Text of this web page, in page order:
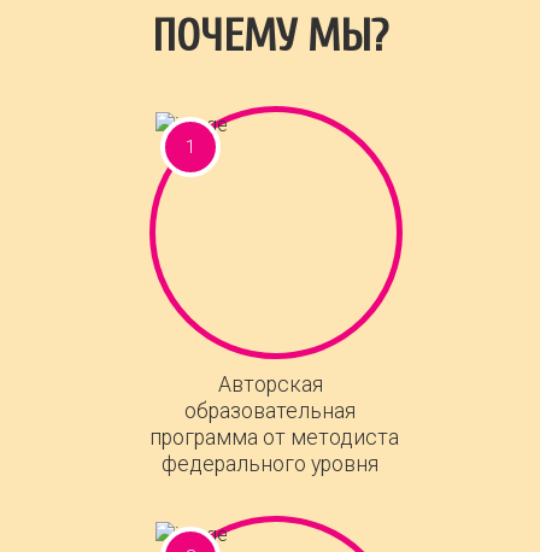
ПОЧЕМУ МЫ?
Авторская
образовательная
программа от методиста
федерального уровня